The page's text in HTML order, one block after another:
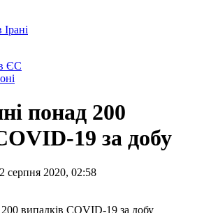
ЄС
понад 200
19 за добу
серпня 2020, 02:58